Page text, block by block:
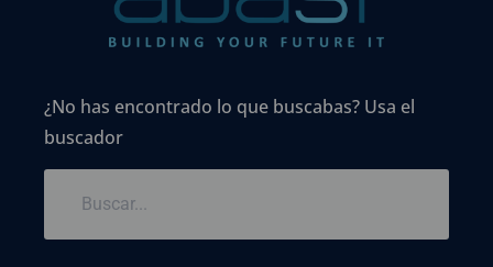
¿No has encontrado lo que buscabas? Usa el
buscador